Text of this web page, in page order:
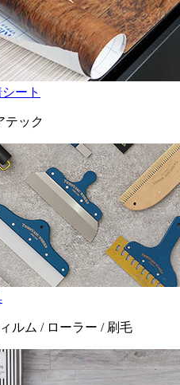
ート
テック
ルム / ローラー / 刷毛